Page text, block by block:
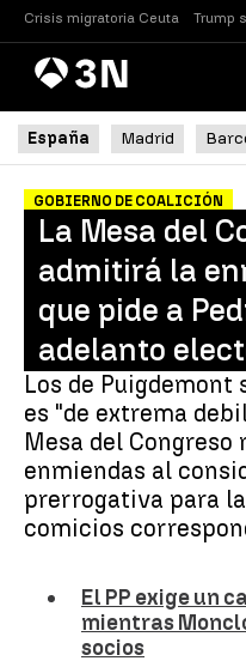
Crisis migratoria Ceuta Trump
AntenaNoticias
España Madrid
GOBIERNO DE COALICIÓN
La Mesa del
admitirá la
que pide a
adelanto
Los de
es "de extrema
Mesa del
enmiendas al
prerrogativa para
comicios
El PP exige un
mientras
socios